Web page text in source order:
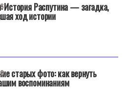
История Распутина — загадка,
ход истории
старых фото: как вернуть
воспоминаниям